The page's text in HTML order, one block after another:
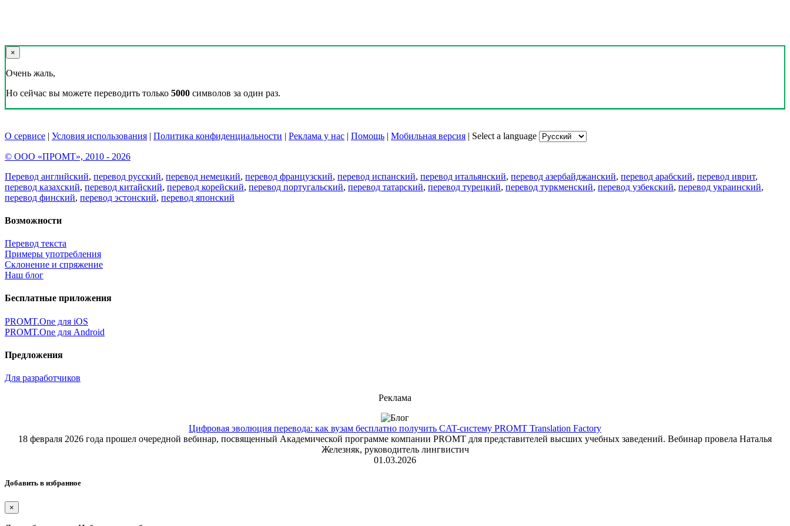
×
Очень жаль,
Но сейчас вы можете переводить только 5000 символов за один раз.
О сервисе | Условия использования | Политика конфиденциальности | Реклама у нас | Помощь | Мобильная версия | Select a language
© ООО «ПРОМТ», 2010 - 2026
Перевод английский, перевод русский, перевод немецкий, перевод французский, перевод испанский, перевод итальянский, перевод азербайджанский, перевод арабский, перевод иврит,
перевод казахский, перевод китайский, перевод корейский, перевод португальский, перевод татарский, перевод турецкий, перевод туркменский, перевод узбекский, перевод украинский,
перевод финский, перевод эстонский, перевод японский
Возможности
Перевод текста
Примеры употребления
Склонение и спряжение
Наш блог
Бесплатные приложения
PROMT.One для iOS
PROMT.One для Android
Предложения
Для разработчиков
Реклама
Цифровая эволюция перевода: как вузам бесплатно получить CAT-систему PROMT Translation Factory
18 февраля 2026 года прошел очередной вебинар, посвященный Академической программе компании PROMT для представителей высших учебных заведений. Вебинар провела Наталья
Железняк, руководитель лингвистич
01.03.2026
Добавить в избранное
×